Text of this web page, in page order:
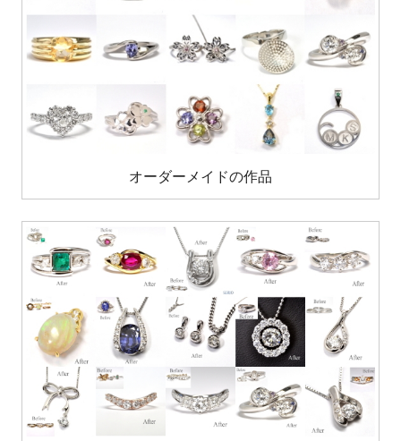
オーダーメイドの作品